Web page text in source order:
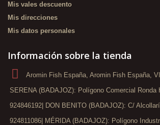
Mis vales descuento
Mis direcciones
Mis datos personales
Información sobre la tienda
Aromin Fish España, Aromin Fish España,
SERENA (BADAJOZ): Polígono Comercial Ronda
924846192| DON BENITO (BADAJOZ): C/
924811086| MÉRIDA (BADAJOZ): Polígono